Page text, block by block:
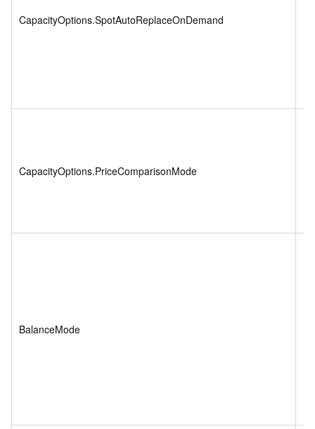
CapacityOptions.SpotAutoReplaceOnDemand
CapacityOptions.PriceComparisonMode
BalanceMode